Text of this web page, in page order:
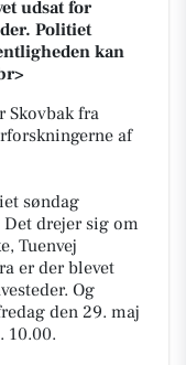
udsat for
Politiet
kan
Skovbak fra
af
søndag
drejer sig om
Tuenvej
er der blevet
Og
den 29. maj
10.00.